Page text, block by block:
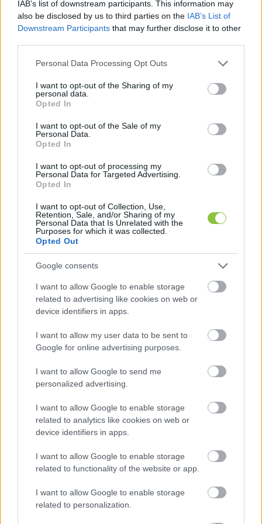
IAB’s list of downstream participants. This information may
also be disclosed by us to third parties on the IAB’s List of
Downstream Participants that may further disclose it to other
Please note that this website/app uses one or more Google
not limited to your visit or usage behaviour. You may click to
grant or deny consent to Google and its third-party tags to
use your data for below specified purposes in below Google
consent section.
Personal Data Processing Opt Outs
I want to opt-out of the Sharing of my
personal data.
Opted In
I want to opt-out of the Sale of my
Personal Data.
Opted In
I want to opt-out of processing my
Personal Data for Targeted Advertising.
Opted In
I want to opt-out of Collection, Use,
Retention, Sale, and/or Sharing of my
Personal Data that Is Unrelated with the
Purposes for which it was collected.
Opted Out
Google consents
I want to allow Google to enable storage
related to advertising like cookies on web or
device identifiers in apps.
I want to allow my user data to be sent to
Google for online advertising purposes.
I want to allow Google to send me
personalized advertising.
I want to allow Google to enable storage
related to analytics like cookies on web or
device identifiers in apps.
I want to allow Google to enable storage
related to functionality of the website or app.
I want to allow Google to enable storage
related to personalization.
mellett, ezzel pedig a kerékpáros
BI Barna Imre Yossarian 2026. 02. 16.
„A rendelkezésre álló kevés helyet
kell tudnunk okosabban használni” –
lakossági fórumot tartottak a
belvárosi közlekedésről
Problémaérzékeny és szókimondó lakossági fórumon
vehettünk részt az elmúlt napokban, amelyiknek apropóját